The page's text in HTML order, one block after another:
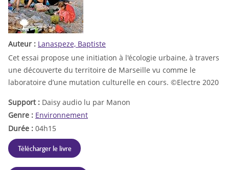
Auteur : Lanaspeze, Baptiste
Cet essai propose une initiation à l'écologie urbaine, à travers
une découverte du territoire de Marseille vu comme le
laboratoire d’une mutation culturelle en cours. ©Electre 2020
Support : Daisy audio lu par Manon
Genre : Environnement
Durée : 04h15
Télécharger le livre